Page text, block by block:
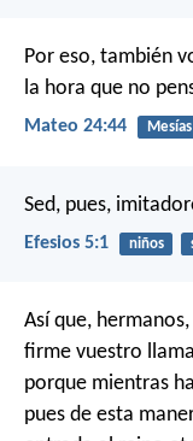
Por eso, también
la hora que no
Mateo 24:44 Mesías
Sed, pues,
Efesios 5:1 niños
Así que,
firme vuestro
porque mientras
pues de esta